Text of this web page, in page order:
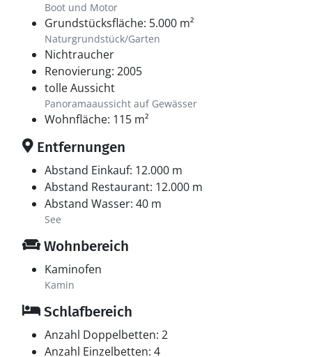
Boot und Motor
Grundstücksfläche: 5.000 m²
Naturgrundstück/Garten
Nichtraucher
Renovierung: 2005
tolle Aussicht
Panoramaaussicht auf Gewässer
Wohnfläche: 115 m²
Entfernungen
Abstand Einkauf: 12.000 m
Abstand Restaurant: 12.000 m
Abstand Wasser: 40 m
See
Wohnbereich
Kaminofen
Kamin
Schlafbereich
Anzahl Doppelbetten: 2
Anzahl Einzelbetten: 4